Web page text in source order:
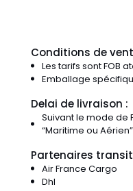
Conditions de
Les tarifs sont FOB
Emballage
Delai de livraison :
Suivant le mode de
“Maritime ou Aérien”
Partenaires
Air France Cargo
Dhl